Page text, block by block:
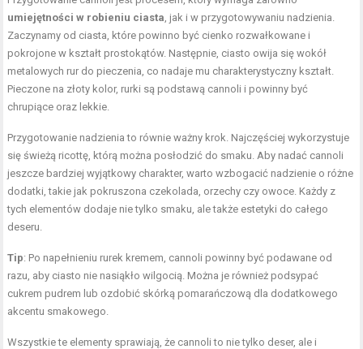
umiejętności w robieniu ciasta, jak i w przygotowywaniu nadzienia.
Zaczynamy od ciasta, które powinno być cienko rozwałkowane i
pokrojone w kształt prostokątów. Następnie, ciasto owija się wokół
metalowych rur do pieczenia, co nadaje mu charakterystyczny kształt.
Pieczone na złoty kolor, rurki są podstawą cannoli i powinny być
chrupiące oraz lekkie.
Przygotowanie nadzienia to równie ważny krok. Najczęściej wykorzystuje
się świeżą ricottę, którą można posłodzić do smaku. Aby nadać cannoli
jeszcze bardziej wyjątkowy charakter, warto wzbogacić nadzienie o różne
dodatki, takie jak pokruszona czekolada, orzechy czy owoce. Każdy z
tych elementów dodaje nie tylko smaku, ale także estetyki do całego
deseru.
Tip: Po napełnieniu rurek kremem, cannoli powinny być podawane od
razu, aby ciasto nie nasiąkło wilgocią. Można je również podsypać
cukrem pudrem lub ozdobić skórką pomarańczową dla dodatkowego
akcentu smakowego.
Wszystkie te elementy sprawiają, że cannoli to nie tylko deser, ale i